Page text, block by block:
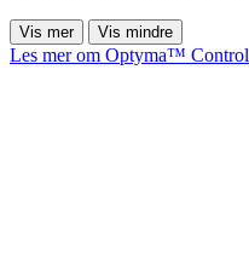
Vis mer Vis mindre
Les mer om Optyma™ Control